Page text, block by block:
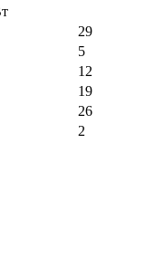
29
5
12
19
26
2